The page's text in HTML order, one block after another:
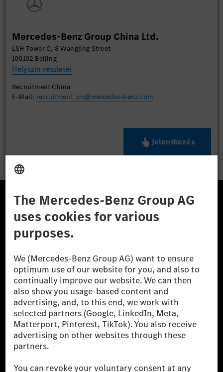
Mercedes-Benz Group China Ltd.
LSH Tower C, 8 Wangjing Street
100102 Beijing
Helyszín részletei
Recruitment China
E-Mail: recruitment_cn@mercedes-benz.com
Jelentkezés
A Mercedes-Benz Csoport
A Mercedes-Benz Group AG (korábbi Daimler AG) a
Mercedes-Benz AG-val együtt a prémium és
luxusautók, valamint kishaszonjárművek vezető
globális szállítói vagyunk. A Mercedes-Benz Mobility
AG finanszírozást, lízinget, autó előfizetést és
autókölcsönzést, flottakezelést, digitális
szolgáltatásokat a töltéshez és fizetéshez,
biztosításközvetítést, valamint innovatív mobilitási
szolgáltatásokat kínál.